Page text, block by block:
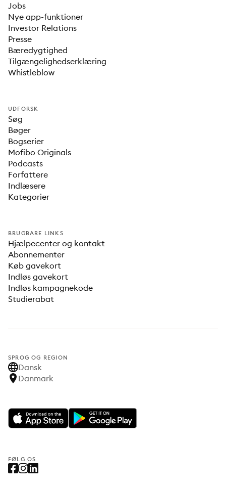
Jobs
Nye app-funktioner
Investor Relations
Presse
Bæredygtighed
Tilgængelighedserklæring
Whistleblow
UDFORSK
Søg
Bøger
Bogserier
Mofibo Originals
Podcasts
Forfattere
Indlæsere
Kategorier
BRUGBARE LINKS
Hjælpecenter og kontakt
Abonnementer
Køb gavekort
Indløs gavekort
Indløs kampagnekode
Studierabat
SPROG OG REGION
Dansk
Danmark
FØLG OS